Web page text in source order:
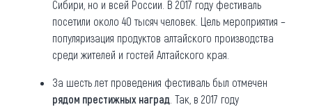
Сибири, но и всей России. В 2017 году фестиваль
посетили около 40 тысяч человек. Цель мероприятия –
популяризация продуктов алтайского производства
среди жителей и гостей Алтайского края.
За шесть лет проведения фестиваль был отмечен
рядом престижных наград . Так, в 2017 году